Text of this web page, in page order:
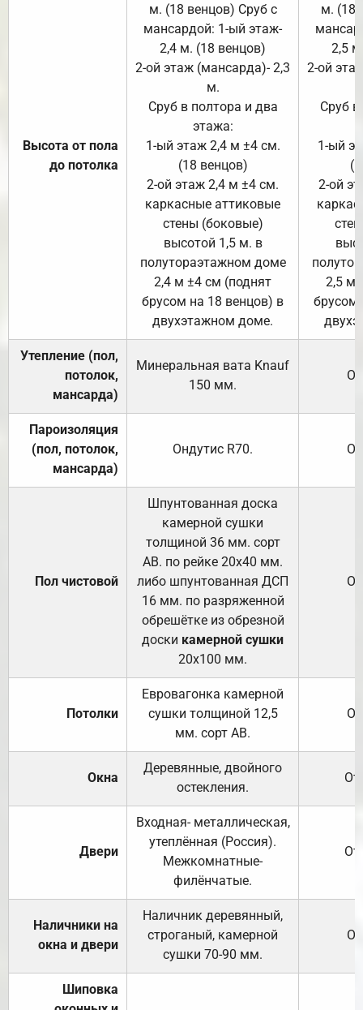
Высота от пола
до потолка
м. (18 венцов) Сруб с
мансардой: 1-ый этаж-
2,4 м. (18 венцов)
2-ой этаж (мансарда)- 2,3
м.
Сруб в полтора и два
этажа:
1-ый этаж 2,4 м ±4 см.
(18 венцов)
2-ой этаж 2,4 м ±4 см.
каркасные аттиковые
стены (боковые)
высотой 1,5 м. в
полутораэтажном доме
2,4 м ±4 см (поднят
брусом на 18 венцов) в
двухэтажном доме.
м. (18
2,5
2-ой
Сруб
1-ый
2-ой
2,5 м
брусом
Утепление (пол,
потолок,
мансарда)
Минеральная вата Knauf
150 мм.
Пароизоляция
(пол, потолок,
мансарда)
Ондутис R70.
Пол чистовой
Шпунтованная доска
камерной сушки
толщиной 36 мм. сорт
АВ. по рейке 20х40 мм.
либо шпунтованная ДСП
16 мм. по разряженной
обрешётке из обрезной
доски камерной сушки
20х100 мм.
Потолки
Евровагонка камерной
сушки толщиной 12,5
мм. сорт АВ.
Окна
Деревянные, двойного
остекления.
Двери
Входная- металлическая,
утеплённая (Россия).
Межкомнатные-
филёнчатые.
Наличники на
окна и двери
Наличник деревянный,
строганый, камерной
сушки 70-90 мм.
Шиповка